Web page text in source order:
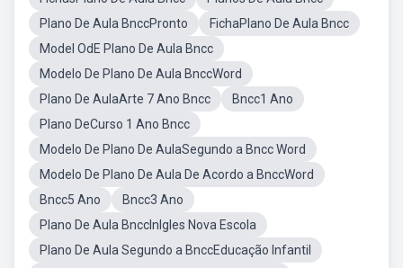
Plano De Aula BnccPronto
FichaPlano De Aula Bncc
Model OdE Plano De Aula Bncc
Modelo De Plano De Aula BnccWord
Plano De AulaArte 7 Ano Bncc
Bncc1 Ano
Plano DeCurso 1 Ano Bncc
Modelo De Plano De AulaSegundo a Bncc Word
Modelo De Plano De Aula De Acordo a BnccWord
Bncc5 Ano
Bncc3 Ano
Plano De Aula BnccInlgles Nova Escola
Plano De Aula Segundo a BnccEducação Infantil